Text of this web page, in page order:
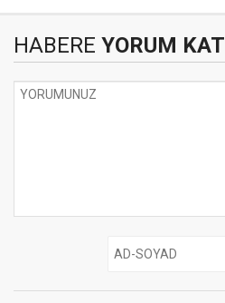
HABERE YORUM KAT